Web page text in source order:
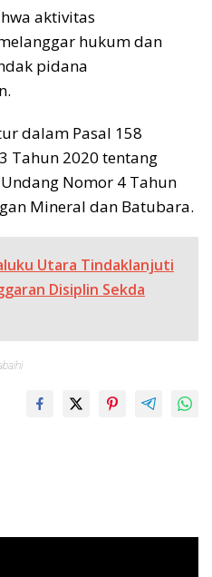
aktivitas
hukum dan
pidana
dalam Pasal 158
Tahun 2020 tentang
Nomor 4 Tahun
Mineral dan Batubara.
Utara Tindaklanjuti
Disiplin Sekda